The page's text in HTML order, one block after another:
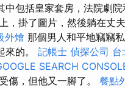
中包括皇家套房，法院劇
，掛了圖片，然後躺在丈
外燴 那個男人和平地竊竊
來的。 記帳士 偵探公司 台
SEARCH
傷，但他又一腳了。 餐點